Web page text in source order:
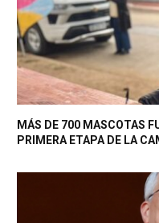
MÁS DE 700 MASCOTAS
PRIMERA ETAPA DE LA